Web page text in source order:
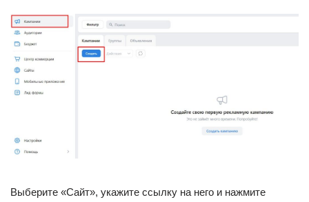
Выберите «Сайт», укажите ссылку на него и нажмите